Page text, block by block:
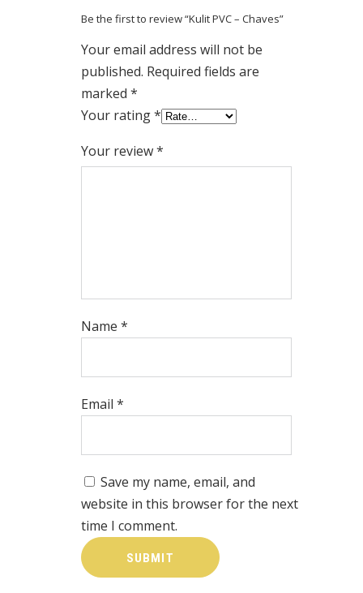
Be the first to review “Kulit PVC – Chaves”
Your email address will not be
published. Required fields are
marked *
Your rating*
Your review*
Name *
Email *
Save my name, email, and
website in this browser for the next
time I comment.